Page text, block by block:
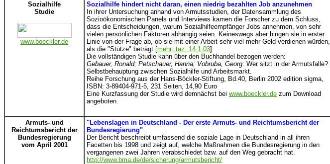
Sozialhilfe
Studie
www.boeckler.de
Sozialhilfe hindert nicht daran, einen niedrig bezahlten Job anzunehmen
In ihrer Untersuchung anhand von Armutsstudien, der Datensammlung des
Sozioökonomischen Panels und Interviews kamen die Forscher zu dem Schluss,
dass die Entscheidungen, warum Sozialhilfeempfänger Jobs annehmen, von sehr
vielen persönlichen Faktoren abhängig seien. Keineswegs aber hingen sie in erster
Linie von der Frage ab, ob sie mit einer Arbeit sehr viel mehr Geld verdienen würden,
als die "Stütze" beträgt [mehr: taz, 14.1.03]
Die vollständigen Studie kann über den Buchhandel bezogen werden:
Gebauer, Ronald; Petschauer, Hanna; Vobruba, Georg: Wer sitzt in der Armutsfalle?
Selbstbehauptung zwischen Sozialhilfe und Arbeitsmarkt.
Reihe Forschung aus der Hans-Böckler-Stiftung, Bd.40, Berlin 2002 edition sigma,
ISBN: 3-89404-971-5, 231 Seiten, 14,90 Euro
Eine Kurzfassung der Studie wird demnächst bei www.boeckler.de zum Download
angeboten.
Armuts- und
Reichtumsbericht der
Bundesregierung
vom April 2001
"Lebenslagen in Deutschland - Der erste Armuts- und Reichtumsbericht der
Bundesregierung"
Der Bericht beschreibt umfassend die soziale Lage in Deutschland in all ihren
Facetten bis 1998 und zeigt auf, welche Maßnahmen die Bundesregierung in den
vergangenen zwei Jahren verabschiedet bzw. auf den Weg gebracht hat.
http://www.bma.de/de/sicherung/armutsbericht/